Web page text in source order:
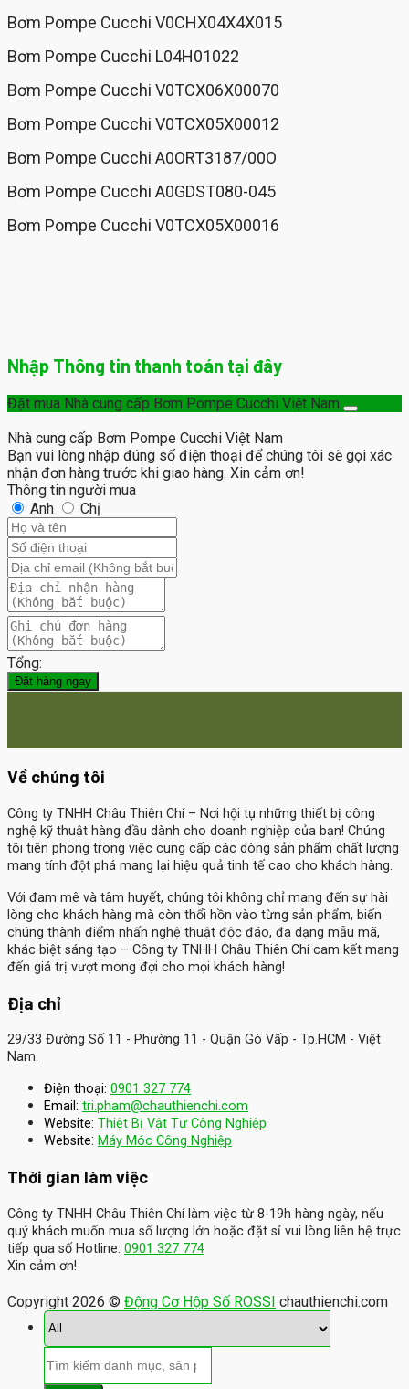
Bơm Pompe Cucchi V0CHX04X4X015
Bơm Pompe Cucchi L04H01022
Bơm Pompe Cucchi V0TCX06X00070
Bơm Pompe Cucchi V0TCX05X00012
Bơm Pompe Cucchi A0ORT3187/00O
Bơm Pompe Cucchi A0GDST080-045
Bơm Pompe Cucchi V0TCX05X00016
Nhập Thông tin thanh toán tại đây
Đặt mua Nhà cung cấp Bơm Pompe Cucchi Việt Nam
Nhà cung cấp Bơm Pompe Cucchi Việt Nam
Bạn vui lòng nhập đúng số điện thoại để chúng tôi sẽ gọi xác
nhận đơn hàng trước khi giao hàng. Xin cảm ơn!
Thông tin người mua
Anh
Chị
Tổng:
Đặt hàng ngay
Về chúng tôi
Công ty TNHH Châu Thiên Chí– Nơi hội tụ những thiết bị công
nghệ kỹ thuật hàng đầu dành cho doanh nghiệp của bạn! Chúng
tôi tiên phong trong việc cung cấp các dòng sản phẩm chất lượng
mang tính đột phá mang lại hiệu quả tinh tế cao cho khách hàng.
Với đam mê và tâm huyết, chúng tôi không chỉ mang đến sự hài
lòng cho khách hàng mà còn thổi hồn vào từng sản phẩm, biến
chúng thành điểm nhấn nghệ thuật độc đáo, đa dạng mẫu mã,
khác biệt sáng tạo – Công ty TNHH Châu Thiên Chí cam kết mang
đến giá trị vượt mong đợi cho mọi khách hàng!
Địa chỉ
29/33 Đường Số 11 - Phường 11 - Quận Gò Vấp - Tp.HCM - Việt
Nam.
Điện thoại: 0901 327 774
Email: tri.pham@chauthienchi.com
Website: Thiệt Bị Vật Tư Công Nghiệp
Website: Máy Móc Công Nghiệp
Thời gian làm việc
Công ty TNHH Châu Thiên Chí làm việc từ 8-19h hàng ngày, nếu
quý khách muốn mua số lượng lớn hoặc đặt sỉ vui lòng liên hệ trực
tiếp qua số Hotline: 0901 327 774
Xin cảm ơn!
Copyright 2026 © Động Cơ Hộp Số ROSSI chauthienchi.com